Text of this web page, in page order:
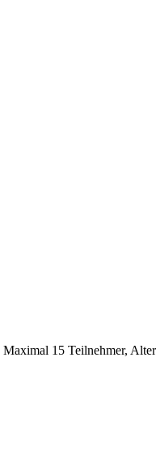
Maximal 15 Teilnehmer,